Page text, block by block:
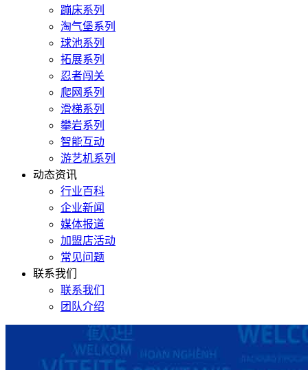
蹦床系列
淘气堡系列
球池系列
拓展系列
忍者闯关
爬网系列
滑梯系列
攀岩系列
智能互动
游艺机系列
动态资讯
行业百科
企业新闻
媒体报道
加盟店活动
常见问题
联系我们
联系我们
团队介绍